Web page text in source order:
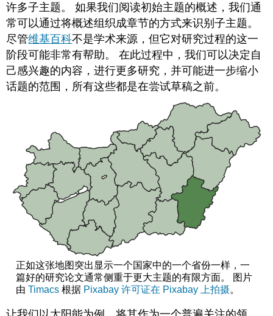
习
\PageIndex1
\PageIndex1
归
因
许多子主题。 如果我们阅读初始主题的概述，我们通
常可以通过将概述组织成章节的方式来识别子主题。
尽管维基百科不是学术来源，但它对研究过程的这一
阶段可能非常有帮助。 在此过程中，我们可以决定自
己感兴趣的内容，进行更多研究，并可能进一步缩小
话题的范围，所有这些都是在尝试草稿之前。
正如这张地图突出显示一个国家中的一个省份一样，一
篇好的研究论文通常侧重于更大主题的有限方面。 图片
由 Timacs根据 Pixabay 许可证在 Pixabay 上拍摄。